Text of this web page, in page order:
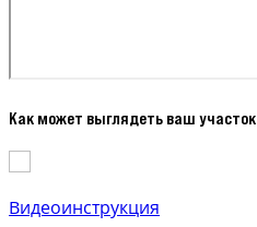
Как может выглядеть ваш участок
Видеоинструкция